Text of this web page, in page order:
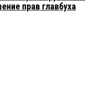
прав главбуха